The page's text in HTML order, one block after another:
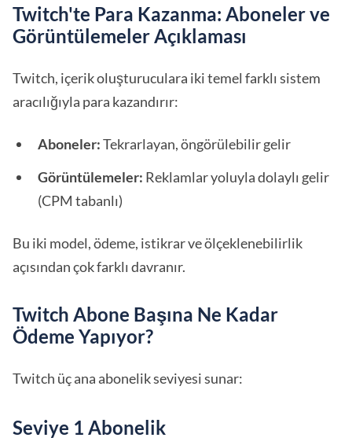
Twitch'te Para Kazanma: Aboneler ve
Görüntülemeler Açıklaması
Twitch, içerik oluşturuculara iki temel farklı sistem
aracılığıyla para kazandırır:
Aboneler:Tekrarlayan, öngörülebilir gelir
Görüntülemeler: Reklamlar yoluyla dolaylı gelir
(CPM tabanlı)
Bu iki model, ödeme, istikrar ve ölçeklenebilirlik
açısından çok farklı davranır.
Twitch Abone Başına Ne Kadar
Ödeme Yapıyor?
Twitch üç ana abonelik seviyesi sunar:
Seviye 1 Abonelik